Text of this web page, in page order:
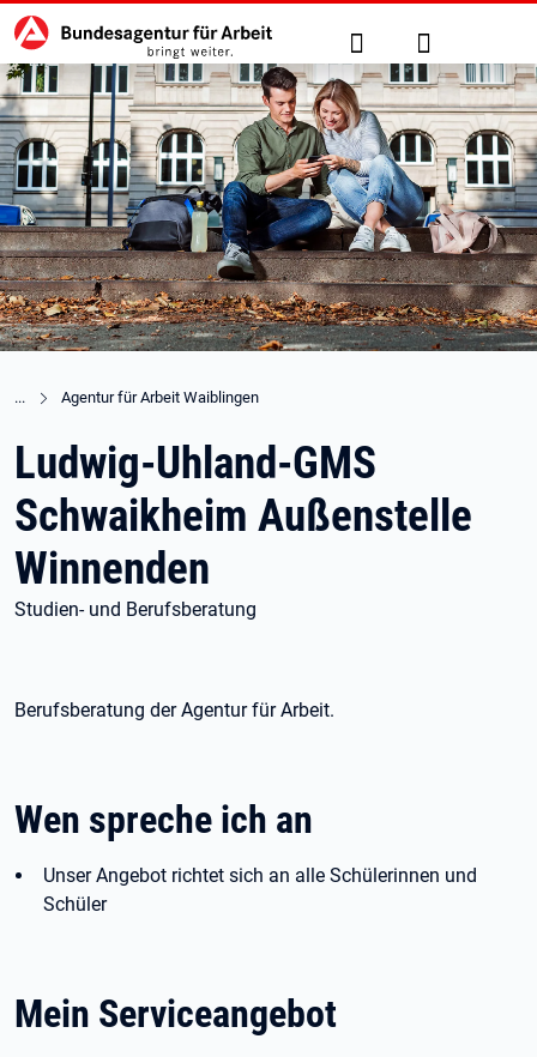
zu den Hauptinhalten springen
Hauptnavigation Suche Anmelden
Agentur für Arbeit Waiblingen
Ludwig-Uhland-GMS
Schwaikheim Außenstelle
Winnenden
Studien- und Berufsberatung
Berufsberatung der Agentur für Arbeit.
Wen spreche ich an
Unser Angebot richtet sich an alle Schülerinnen und
Schüler
Mein Serviceangebot